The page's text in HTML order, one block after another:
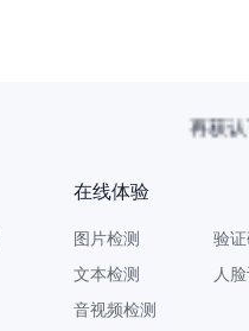
再获
在线体验
图片检测
文本检测
音视频检测
验
人